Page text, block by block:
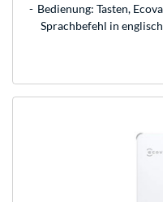
Bedienung: Tasten,
Sprachbefehl in